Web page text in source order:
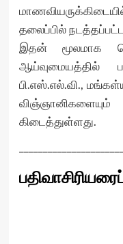
தலைப்பில்
இதன் மூலமாக
ஆய்வுமையத்தில்
பி.எஸ்.எல்.வி.,
கிடைத்துள்ளது.